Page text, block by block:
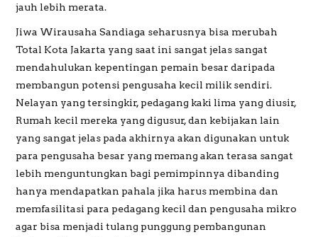
jauh lebih merata.
Jiwa Wirausaha Sandiaga seharusnya bisa merubah
Total Kota Jakarta yang saat ini sangat jelas sangat
mendahulukan kepentingan pemain besar daripada
membangun potensi pengusaha kecil milik sendiri.
Nelayan yang tersingkir, pedagang kaki lima yang diusir,
Rumah kecil mereka yang digusur, dan kebijakan lain
yang sangat jelas pada akhirnya akan digunakan untuk
para pengusaha besar yang memang akan terasa sangat
lebih menguntungkan bagi pemimpinnya dibanding
hanya mendapatkan pahala jika harus membina dan
memfasilitasi para pedagang kecil dan pengusaha mikro
agar bisa menjadi tulang punggung pembangunan